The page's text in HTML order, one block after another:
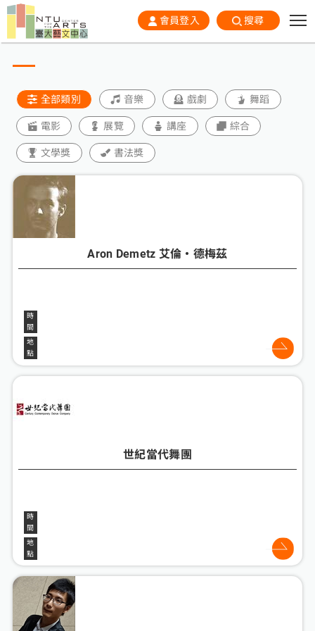
會員登入 搜尋
全部類別 音樂 戲劇 舞蹈
電影 展覽 講座 綜合
文學獎 書法獎
Aron Demetz 艾倫‧德梅茲
世紀當代舞團